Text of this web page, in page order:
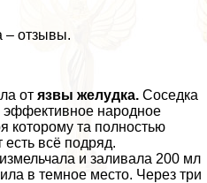
– отзывы.
от язвы желудка. Соседка
эффективное народное
которому та полностью
всё подряд.
и заливала 200 мл
в темное место. Через три